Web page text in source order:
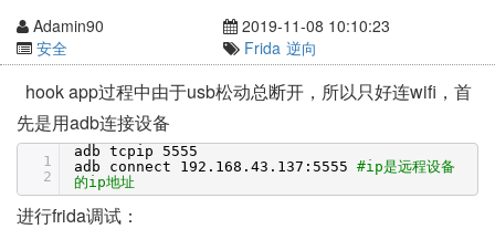
o
n
Adamin90
2019-11-08 10:10:23
安全
Frida 逆向
hook app过程中由于usb松动总断开，所以只好连wifi，首
先是用adb连接设备
1
2
adb tcpip 5555
adb connect 192.168.43.137:5555 #ip是远程设备
的ip地址
进行frida调试：